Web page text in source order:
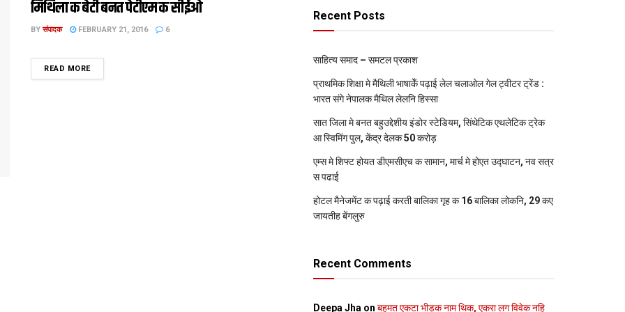
मिथि‍ला क बेटी बनत पेटीएम क सीईओ
BY संपादक FEBRUARY 21, 2016 6
READ MOREDETAILS
Recent Posts
साहित्य समाद – समटल प्रकाश
प्राथमिक शि‍क्षा मे मैथि‍ली भाषाकेँ पढ़ाई लेल चलाओल गेल ट्वीटर ट्रेंड :
भारत संगे नेपालक मैथिल लेलनि हिस्सा
सात जिला मे बनत बहुउद्देशीय इंडोर स्‍टेडि‍यम, सिंथेटिक एथलेटिक ट्रेक
आ स्विमिंग पुल, केंद्र देलक 50 करोड़
एम्स मे शिफ्ट होयत डीएमसीएच क सामान, मार्च मे होएत उद्घाटन, नव सत्र
स पढाई
होटल मैनेजमेंट क पढ़ाई करती बालिका गृह क 16 बालिका लोकनि, 29 कए
जायतीह बेंगलुरु
Recent Comments
Deepa Jha on बहुमत एकटा भीड़क नाम थिक, एकरा लग विवेक नहि